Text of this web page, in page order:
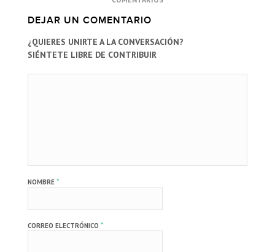
DEJAR UN COMENTARIO
¿QUIERES UNIRTE A LA CONVERSACIÓN?
SIÉNTETE LIBRE DE CONTRIBUIR
NOMBRE*
CORREO ELECTRÓNICO*